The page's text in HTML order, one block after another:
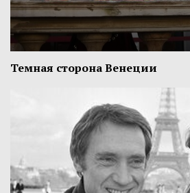
Темная сторона Венеции